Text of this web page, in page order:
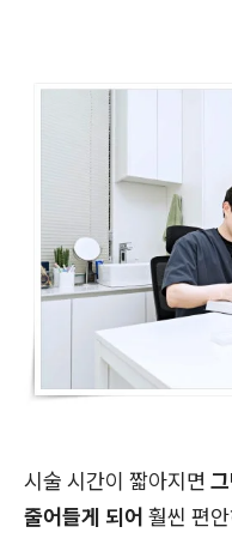
시술 시간이 짧아지면
줄어들게 되어 훨씬 편